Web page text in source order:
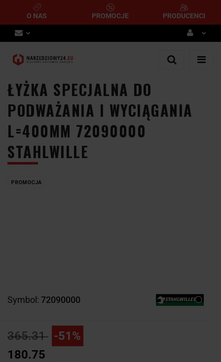
O NAS PROMOCJE PRODUCENCI
Zaloguj się
ŁYŻKA SPECJALNA DO
PODWAŻANIA I WYCIĄGANIA
L=400MM 72090000
STAHLWILLE
PROMOCJA
Symbol: 72090000
365.31
-51%
180.75